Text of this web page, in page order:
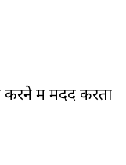
करने में मदद करता